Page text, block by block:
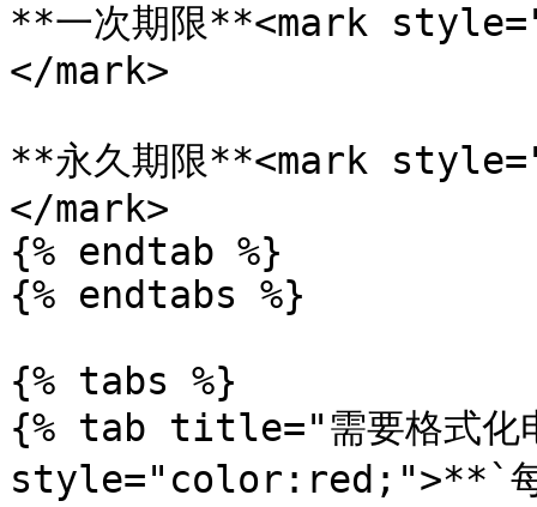
**一次期限**<mark
</mark>
**永久期限**<mark
</mark>
{% endtab %}
{% endtabs %}
{% tabs %}
{% tab title="需要格式化
style="color:red;">**`每